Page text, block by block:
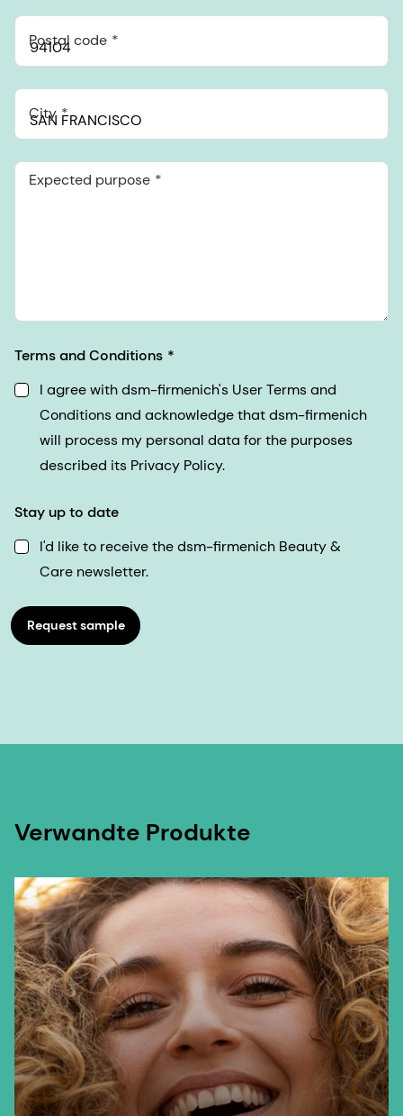
Postal code
City
Expected purpose
Terms and Conditions
I agree with dsm-firmenich's User Terms and
Conditions and acknowledge that dsm-firmenich
will process my personal data for the purposes
described its Privacy Policy.
Stay up to date
I'd like to receive the dsm-firmenich Beauty &
Care newsletter.
Request sample
Verwandte Produkte